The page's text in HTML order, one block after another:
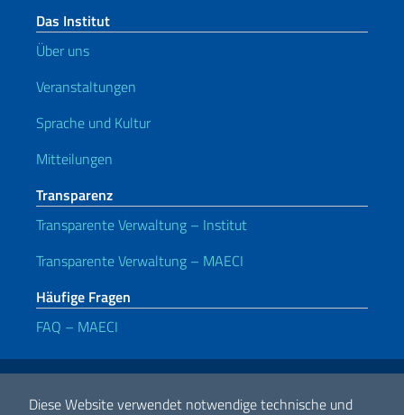
Diese Website verwendet notwendige technische und
Das Institut
Über uns
Veranstaltungen
Sprache und Kultur
Mitteilungen
Transparenz
Transparente Verwaltung – Institut
Transparente Verwaltung – MAECI
Häufige Fragen
FAQ – MAECI
Nützliche Links